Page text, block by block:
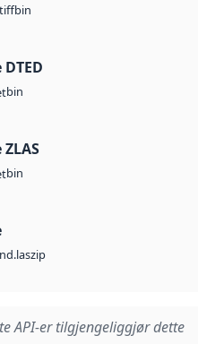
bin
bin
bin
API-er tilgjengeliggjør dette